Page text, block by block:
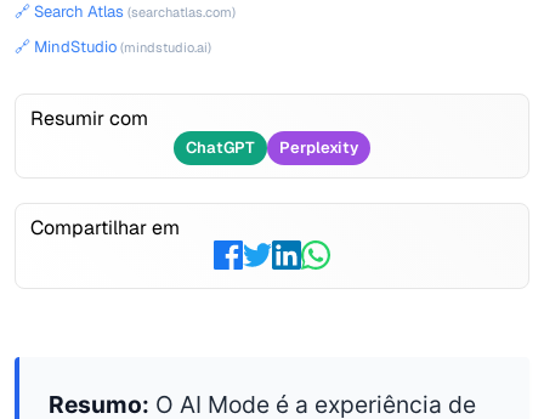
🔗 Search Atlas (searchatlas.com)
🔗 MindStudio (mindstudio.ai)
Resumir com
ChatGPT Perplexity
Compartilhar em
Resumo: O AI Mode é a experiência de